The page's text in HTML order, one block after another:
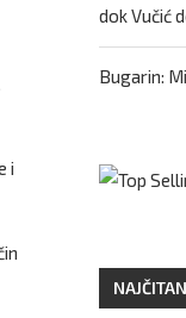
i
dok Vučić
Bugarin: